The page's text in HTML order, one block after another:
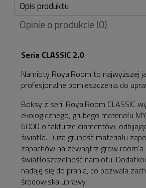
Opis produktu
Opinie o produkcie (0)
Seria CLASSIC 2.0
Namioty RoyalRoom to najwyższej
profesjonalne pomieszczenia do
Boksy z serii RoyalRoom CLASSIC
ekologicznego, grubego materiału
600D o fakturze diamentów,
światła. Duża grubość materiału
zapachów na zewnątrz grow room’a
światłoszczelność namiotu.
nadaję się do prania, co pozwala
środowiska uprawy.